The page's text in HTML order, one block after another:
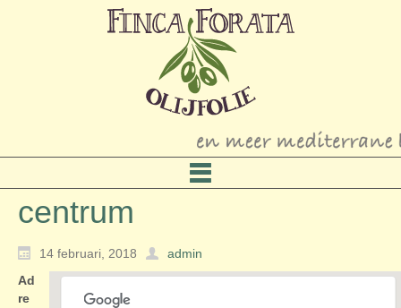
centrum
14 februari, 2018 admin
Ad
re